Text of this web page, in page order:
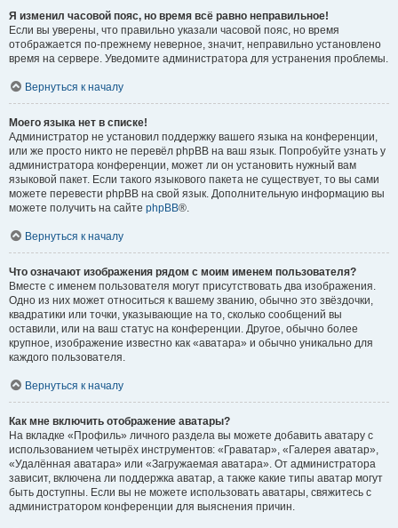
Я изменил часовой пояс, но время всё равно неправильное!
Если вы уверены, что правильно указали часовой пояс, но время
отображается по-прежнему неверное, значит, неправильно установлено
время на сервере. Уведомите администратора для устранения проблемы.
Вернуться к началу
Моего языка нет в списке!
Администратор не установил поддержку вашего языка на конференции,
или же просто никто не перевёл phpBB на ваш язык. Попробуйте узнать у
администратора конференции, может ли он установить нужный вам
языковой пакет. Если такого языкового пакета не существует, то вы сами
можете перевести phpBB на свой язык. Дополнительную информацию вы
можете получить на сайте phpBB®.
Вернуться к началу
Что означают изображения рядом с моим именем пользователя?
Вместе с именем пользователя могут присутствовать два изображения.
Одно из них может относиться к вашему званию, обычно это звёздочки,
квадратики или точки, указывающие на то, сколько сообщений вы
оставили, или на ваш статус на конференции. Другое, обычно более
крупное, изображение известно как «аватара» и обычно уникально для
каждого пользователя.
Вернуться к началу
Как мне включить отображение аватары?
На вкладке «Профиль» личного раздела вы можете добавить аватару с
использованием четырёх инструментов: «Граватар», «Галерея аватар»,
«Удалённая аватара» или «Загружаемая аватара». От администратора
зависит, включена ли поддержка аватар, а также какие типы аватар могут
быть доступны. Если вы не можете использовать аватары, свяжитесь с
администратором конференции для выяснения причин.